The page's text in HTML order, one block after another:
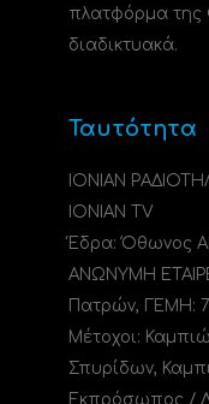
πλατφόρμα της
διαδικτυακά.
Ταυτότητα
ΙΟΝΙΑΝ
IONIAN TV
Έδρα: Όθωνος
ΑΝΩΝΥΜΗ
Πατρών, ΓΕΜΗ:
Μέτοχοι:
Σπυρίδων,
Εκπρόσωπος /